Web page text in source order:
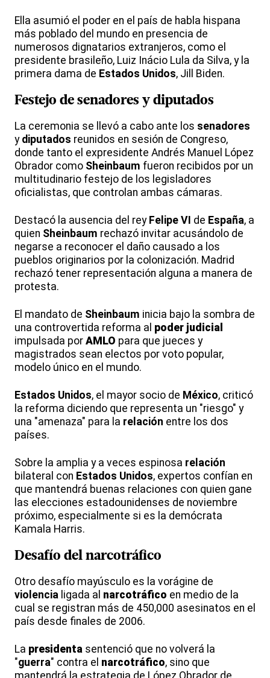
Ella asumió el poder en el país de habla hispana
más poblado del mundo en presencia de
numerosos dignatarios extranjeros, como el
presidente brasileño, Luiz Inácio Lula da Silva, y la
primera dama de Estados Unidos, Jill Biden.
Festejo de senadores y diputados
La ceremonia se llevó a cabo ante los senadores
y diputados reunidos en sesión de Congreso,
donde tanto el expresidente Andrés Manuel López
Obrador como Sheinbaum fueron recibidos por un
multitudinario festejo de los legisladores
oficialistas, que controlan ambas cámaras.
Destacó la ausencia del rey Felipe VI de España, a
quien Sheinbaum rechazó invitar acusándolo de
negarse a reconocer el daño causado a los
pueblos originarios por la colonización. Madrid
rechazó tener representación alguna a manera de
protesta.
El mandato de Sheinbaum inicia bajo la sombra de
una controvertida reforma al poder judicial
impulsada por AMLO para que jueces y
magistrados sean electos por voto popular,
modelo único en el mundo.
Estados Unidos, el mayor socio de México, criticó
la reforma diciendo que representa un "riesgo" y
una "amenaza" para la relación entre los dos
países.
Sobre la amplia y a veces espinosa relación
bilateral con Estados Unidos, expertos confían en
que mantendrá buenas relaciones con quien gane
las elecciones estadounidenses de noviembre
próximo, especialmente si es la demócrata
Kamala Harris.
Desafío del narcotráfico
Otro desafío mayúsculo es la vorágine de
violencia ligada al narcotráfico en medio de la
cual se registran más de 450,000 asesinatos en el
país desde finales de 2006.
La presidenta sentenció que no volverá la
"guerra" contra el narcotráfico, sino que